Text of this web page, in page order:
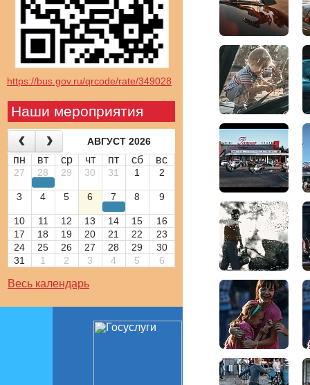
https://bus.gov.ru/qrcode/rate/349028
Наши мероприятия
АВГУСТ 2026
пн вт ср чт пт сб вс
27 28 29 30 31 1 2
3 4 5 6 7 8 9
10 11 12 13 14 15
16
17
18 19 20 21 22
23
24
25 26 27 28 29
30
31
1 2 3 4 5 6
Весь календарь